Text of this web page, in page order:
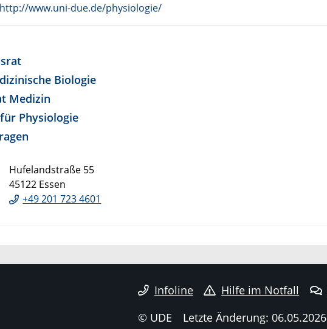
http://www.uni-due.de/physiologie/
Biologie
Medizin
Physiologie
Hufelandstraße 55
45122 Essen
+49 201 723 4601
Infoline Hilfe im Notfall
© UDE
Letzte Änderung: 06.05.2026